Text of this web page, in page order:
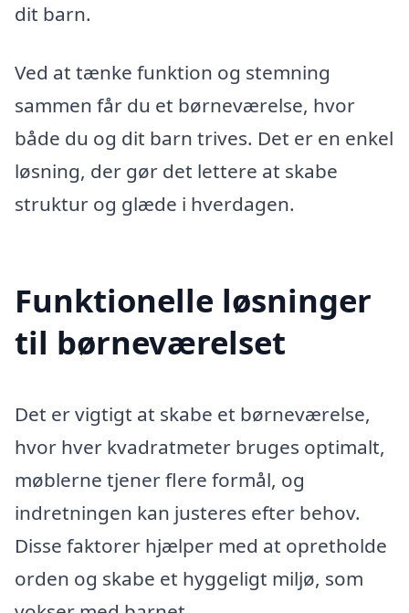
dit barn.
Ved at tænke funktion og stemning
sammen får du et børneværelse, hvor
både du og dit barn trives. Det er en enkel
løsning, der gør det lettere at skabe
struktur og glæde i hverdagen.
Funktionelle løsninger
til børneværelset
Det er vigtigt at skabe et børneværelse,
hvor hver kvadratmeter bruges optimalt,
møblerne tjener flere formål, og
indretningen kan justeres efter behov.
Disse faktorer hjælper med at opretholde
orden og skabe et hyggeligt miljø, som